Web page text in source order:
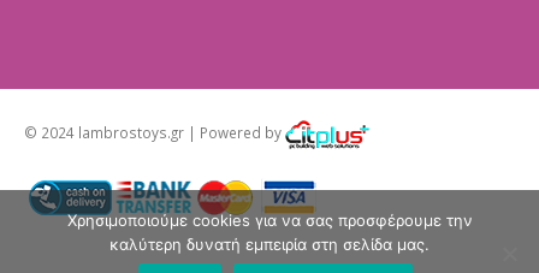
© 2024 lambrostoys.gr | Powered by
Χρησιμοποιούμε cookies για να σας προσφέρουμε την
καλύτερη δυνατή εμπειρία στη σελίδα μας.